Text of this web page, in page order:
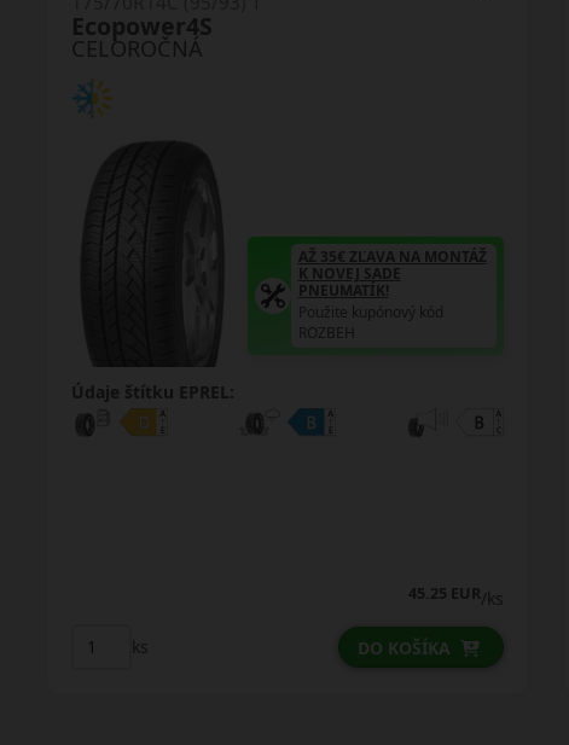
CELOROČNÁ
N-Blue4S WH17
AŽ 35€ ZĽAVA NA MONTÁŽ
K NOVEJ SADE
PNEUMATÍK!
Použite kupónový kód
ROZBEH
Údaje štítku EPREL:
52.00 EUR
DO KOŠÍKA